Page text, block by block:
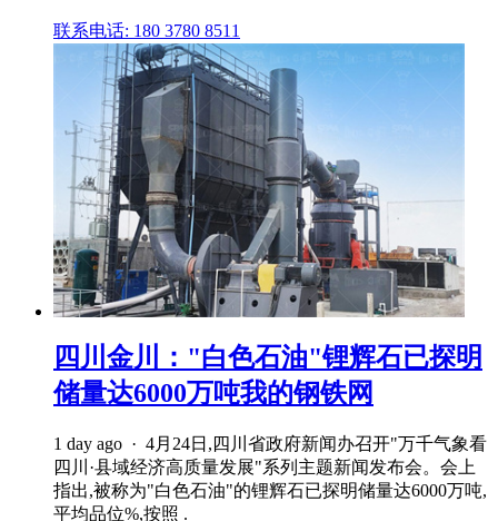
联系电话: 180 3780 8511
四川金川："白色石油"锂辉石已探明
储量达6000万吨我的钢铁网
1 day ago · 4月24日,四川省政府新闻办召开"万千气象看
四川·县域经济高质量发展"系列主题新闻发布会。会上
指出,被称为"白色石油"的锂辉石已探明储量达6000万吨,
平均品位%,按照 .